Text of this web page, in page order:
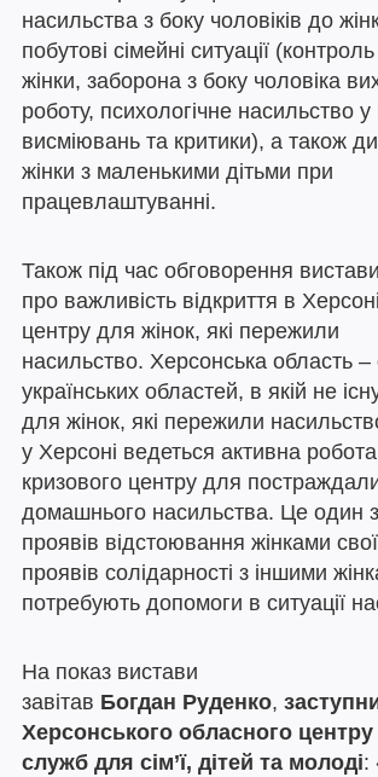
насильства з боку чоловіків до
побутові сімейні ситуації
жінки, заборона з боку чоловіка
роботу, психологічне насильство у
висміювань та критики), а також
жінки з маленькими дітьми при
працевлаштуванні.
Також під час обговорення
про важливість відкриття в
центру для жінок, які пережили
насильство. Херсонська область
українських областей, в якій не
для жінок, які пережили
у Херсоні ведеться активна
кризового центру для
домашнього насильства. Це один
проявів відстоювання жінками
проявів солідарності з іншими
потребують допомоги в ситуації
На показ вистави
завітав Богдан Руденко,
Херсонського обласного центру
служб для сім’ї, дітей та молоді: